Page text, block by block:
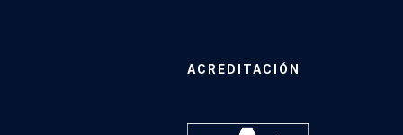
ACREDITACIÓN